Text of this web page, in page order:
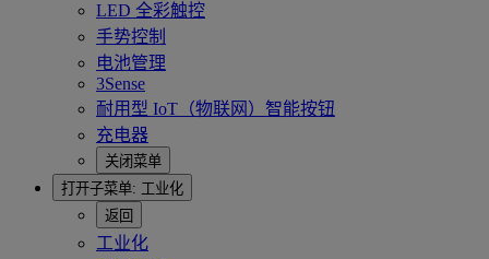
LED 全彩触控
手势控制
电池管理
3Sense
耐用型 IoT（物联网）智能按钮
充电器
关闭菜单
打开子菜单: 工业化
返回
工业化